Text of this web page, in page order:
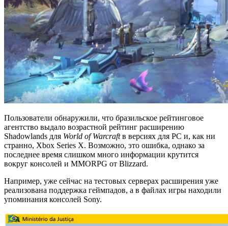
Пользователи обнаружили, что бразильское рейтинговое
агентство выдало возрастной рейтинг расширению
Shadowlands для World of Warcraftв версиях для PC и, как ни
странно, Xbox Series X. Возможно, это ошибка, однако за
последнее время слишком много информации крутится
вокруг консолей и MMORPG от Blizzard.
Например, уже сейчас на тестовых серверах расширения уже
реализована поддержка геймпадов, а в файлах игры находили
упоминания консолей Sony.